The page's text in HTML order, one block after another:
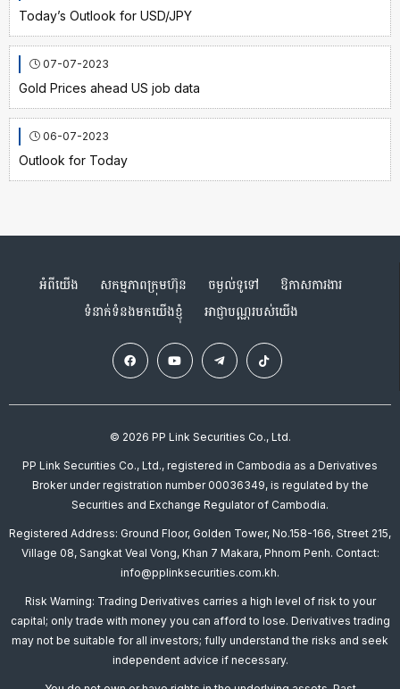
Today’s Outlook for USD/JPY
07-07-2023
Gold Prices ahead US job data
06-07-2023
Outlook for Today
អំពីយើង សកម្មភាពក្រុមហ៊ុន ចម្ងល់ទូទៅ
ឱកាសការងារ
ទំនាក់ទំនងមកយើងខ្ញុំ
អាជ្ញាបណ្ណរបស់យើង
© 2026 PP Link Securities Co., Ltd.
PP Link Securities Co., Ltd., registered in Cambodia as a Derivatives
Broker under registration number 00036349, is regulated by the
Securities and Exchange Regulator of Cambodia.
Registered Address: Ground Floor, Golden Tower, No.158-166, Street 215,
Village 08, Sangkat Veal Vong, Khan 7 Makara, Phnom Penh. Contact:
info@pplinksecurities.com.kh.
Risk Warning: Trading Derivatives carries a high level of risk to your
capital; only trade with money you can afford to lose. Derivatives trading
may not be suitable for all investors; fully understand the risks and seek
independent advice if necessary.